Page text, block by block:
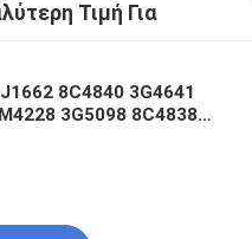
Τιμή Για
8C4840 3G4641
3G5098 8C4838